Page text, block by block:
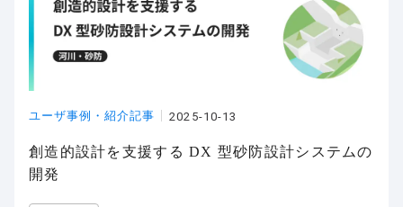
ユーザ事例・紹介記事 2025-10-13
創造的設計を支援する DX 型砂防設計システムの
開発